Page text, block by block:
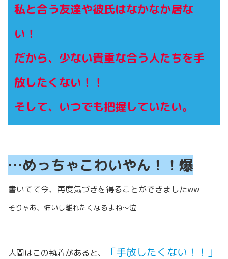
私と合う友達や彼氏はなかなか居な
い！
だから、少ない貴重な合う人たちを手
放したくない！！
そして、いつでも把握していたい。
…めっちゃこわいやん！！爆
書いてて今、再度気づきを得ることができましたww
そりゃあ、怖いし離れたくなるよね〜泣
人間はこの執着があると、 「手放したくない！！」